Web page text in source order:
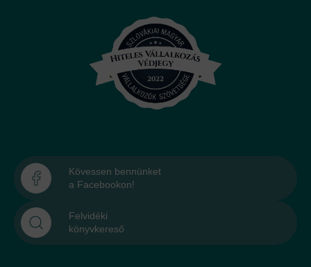
Kövessen bennünket
a Facebookon!
Felvidéki
könyvkereső